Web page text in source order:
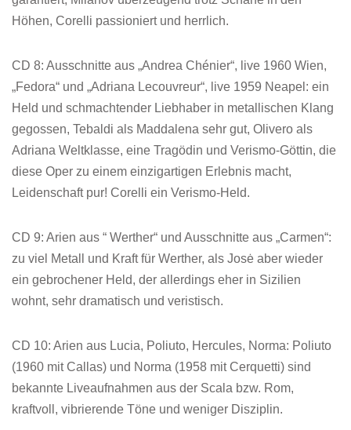
Höhen, Corelli passioniert und herrlich.
CD 8: Ausschnitte aus „Andrea Chénier“, live 1960 Wien,
„Fedora“ und „Adriana Lecouvreur“, live 1959 Neapel: ein
Held und schmachtender Liebhaber in metallischen Klang
gegossen, Tebaldi als Maddalena sehr gut, Olivero als
Adriana Weltklasse, eine Tragödin und Verismo-Göttin, die
diese Oper zu einem einzigartigen Erlebnis macht,
Leidenschaft pur! Corelli ein Verismo-Held.
CD 9: Arien aus “ Werther“ und Ausschnitte aus „Carmen“:
zu viel Metall und Kraft für Werther, als Josė aber wieder
ein gebrochener Held, der allerdings eher in Sizilien
wohnt, sehr dramatisch und veristisch.
CD 10: Arien aus Lucia, Poliuto, Hercules, Norma: Poliuto
(1960 mit Callas) und Norma (1958 mit Cerquetti) sind
bekannte Liveaufnahmen aus der Scala bzw. Rom,
kraftvoll, vibrierende Töne und weniger Disziplin.